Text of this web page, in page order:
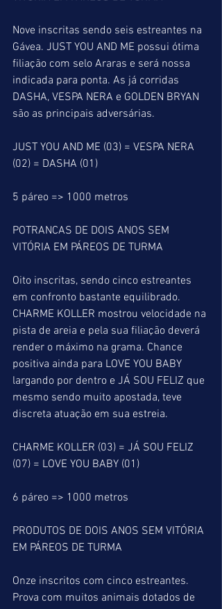
Nove inscritas sendo seis estreantes na
Gávea. JUST YOU AND ME possui ótima
filiação com selo Araras e será nossa
indicada para ponta. As já corridas
DASHA, VESPA NERA e GOLDEN BRYAN
são as principais adversárias.
JUST YOU AND ME (03) = VESPA NERA
(02) = DASHA (01)
5 páreo => 1000 metros
POTRANCAS DE DOIS ANOS SEM
VITÓRIA EM PÁREOS DE TURMA
Oito inscritas, sendo cinco estreantes
em confronto bastante equilibrado.
CHARME KOLLER mostrou velocidade na
pista de areia e pela sua filiação deverá
render o máximo na grama. Chance
positiva ainda para LOVE YOU BABY
largando por dentro e JÁ SOU FELIZ que
mesmo sendo muito apostada, teve
discreta atuação em sua estreia.
CHARME KOLLER (03) = JÁ SOU FELIZ
(07) = LOVE YOU BABY (01)
6 páreo => 1000 metros
PRODUTOS DE DOIS ANOS SEM VITÓRIA
EM PÁREOS DE TURMA
Onze inscritos com cinco estreantes.
Prova com muitos animais dotados de